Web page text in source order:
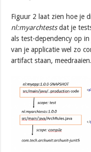
Figuur 2 laat zien hoe je
nl:myarchtestsdat je
als test-dependency op
van je applicatie wel zo
artifact staan, meedraaien.